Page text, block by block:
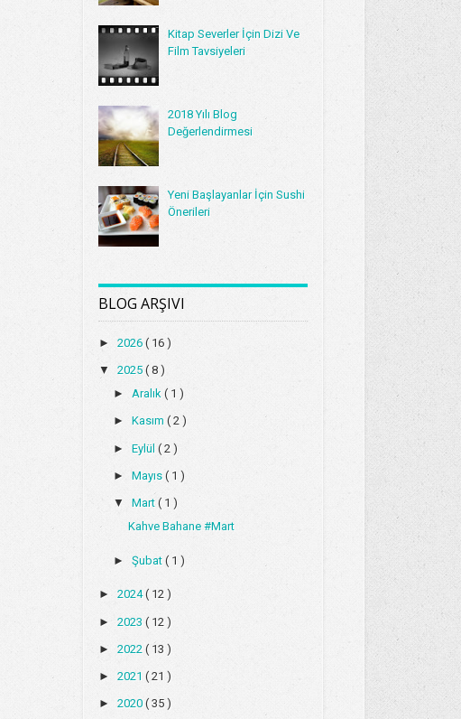
Kitap Severler İçin Dizi Ve
Film Tavsiyeleri
2018 Yılı Blog
Değerlendirmesi
Yeni Başlayanlar İçin Sushi
Önerileri
BLOG ARŞIVI
►2026( 16 )
▼2025( 8 )
► Aralık ( 1 )
► Kasım ( 2 )
► Eylül ( 2 )
► Mayıs ( 1 )
▼ Mart ( 1 )
Kahve Bahane #Mart
► Şubat ( 1 )
►2024( 12 )
►2023( 12 )
►2022( 13 )
►2021( 21 )
►2020( 35 )